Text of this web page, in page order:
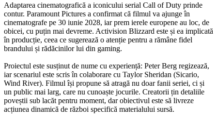
Adaptarea cinematografică a iconicului serial Call of Duty prinde
contur. Paramount Pictures a confirmat că filmul va ajunge în
cinematografe pe 30 iunie 2028, iar prem ierele europene au loc, de
obicei, cu puțin mai devreme. Activision Blizzard este și ea implicată
în producție, ceea ce sugerează o atenție pentru a rămâne fidel
brandului și rădăcinilor lui din gaming.
Proiectul este susținut de nume cu experiență: Peter Berg regizează,
iar scenariul este scris în colaborare cu Taylor Sheridan (Sicario,
Wind River). Filmul își propune să atragă nu doar fanii seriei, ci și
un public mai larg, care nu cunoaște jocurile. Creatorii țin detaliile
poveștii sub lacăt pentru moment, dar obiectivul este să livreze
acțiunea dinamică de război specifică materialului sursă.